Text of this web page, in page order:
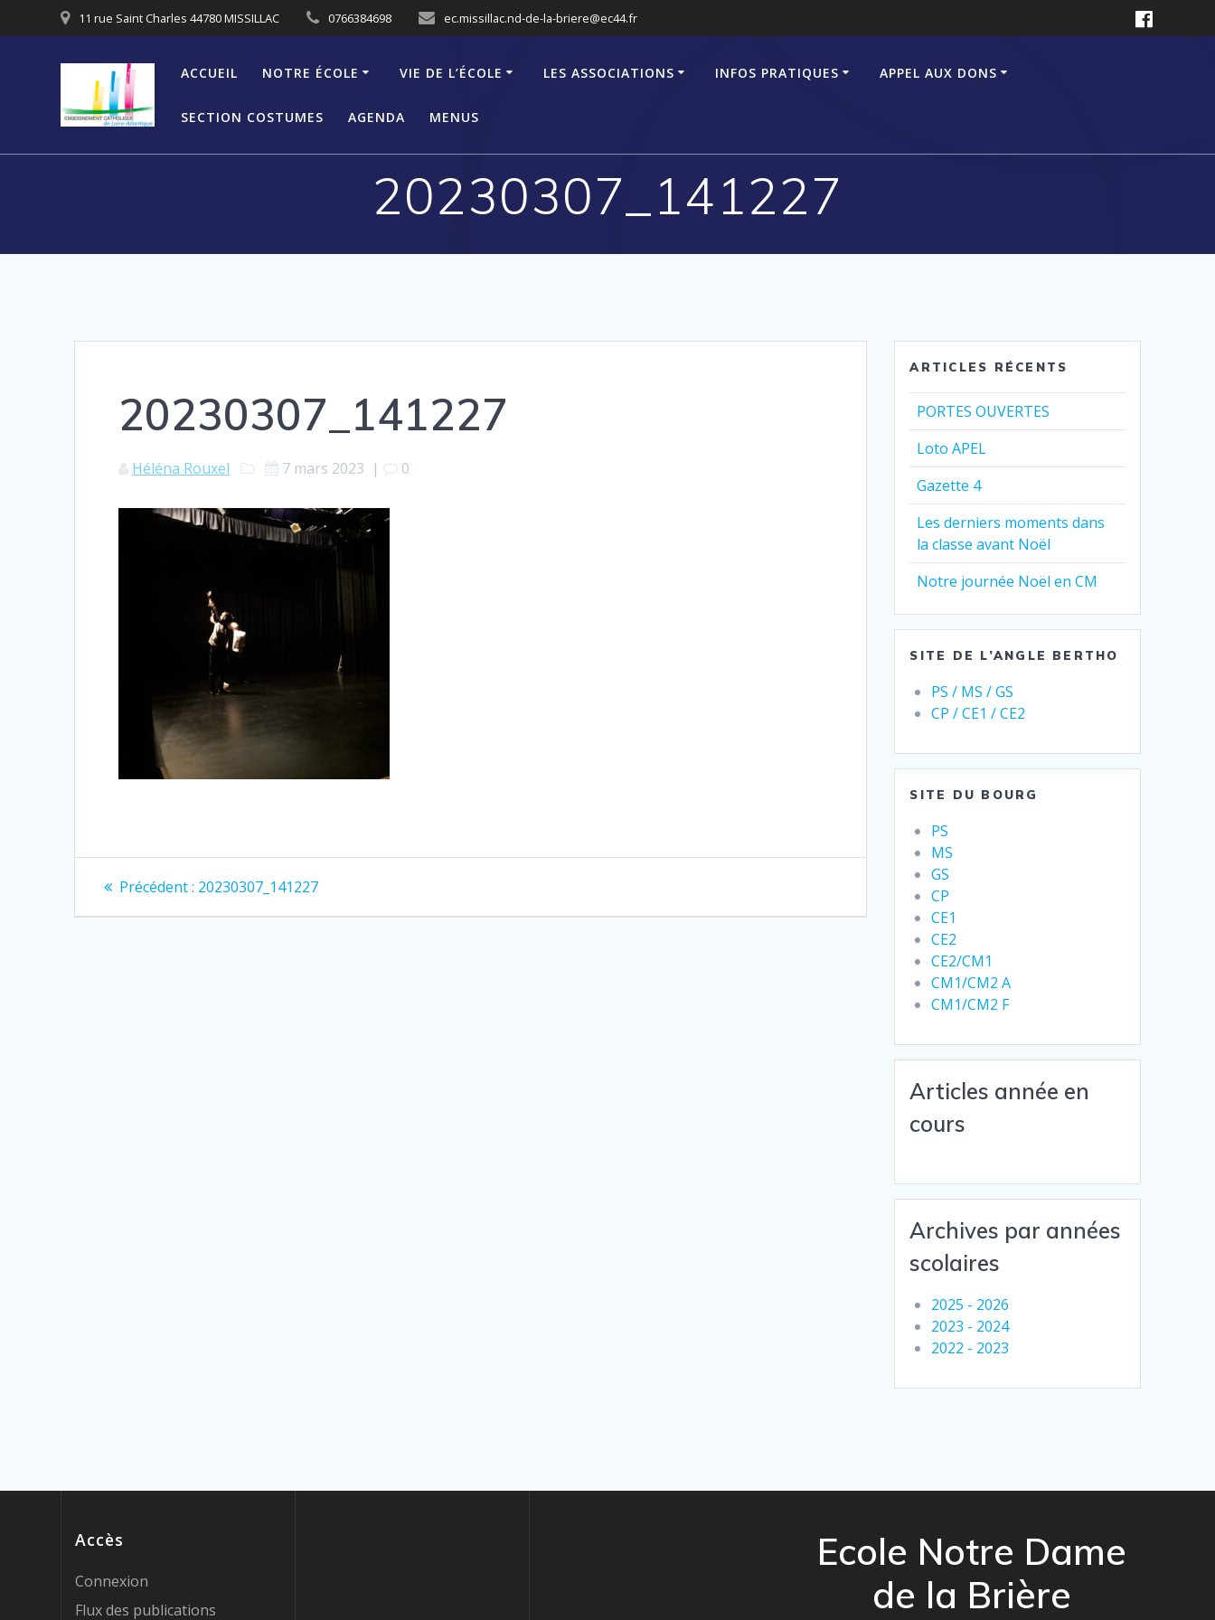
au
11 rue Saint Charles 44780 MISSILLAC 0766384698 ec.missillac.nd-de-la-briere@ec44.fr
ACCUEIL NOTRE ÉCOLE VIE DE L’ÉCOLE LES ASSOCIATIONS INFOS PRATIQUES APPEL AUX DONS
SECTION COSTUMES AGENDA MENUS
20230307_141227
20230307_141227
Héléna Rouxel 7 mars 2023 | 0
Navigation
de
Précédent : Article
20230307_141227
ARTICLES RÉCENTS
PORTES OUVERTES
Loto APEL
Gazette 4
Les derniers moments dans
la classe avant Noël
Notre journée Noël en CM
SITE DE L’ANGLE BERTHO
PS / MS / GS
CP / CE1 / CE2
SITE DU BOURG
PS
MS
GS
CP
CE1
CE2
CE2/CM1
CM1/CM2 A
CM1/CM2 F
Articles année en
cours
Archives par années
scolaires
2025 - 2026
2023 - 2024
2022 - 2023
Accès
Connexion
Flux des publications
Ecole Notre Dame
de la Brière